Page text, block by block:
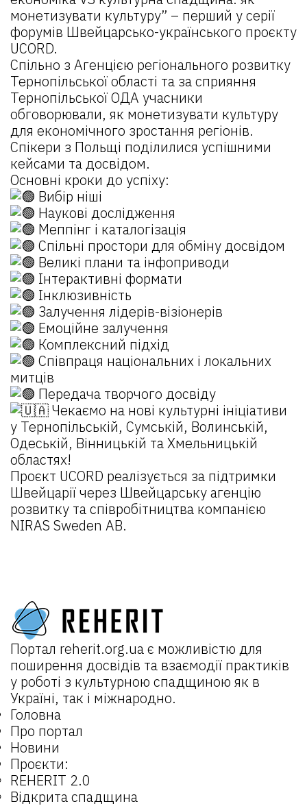
монетизувати культуру” – перший у серії
форумів Швейцарсько-українського проєкту
UCORD.
Спільно з Агенцією регіонального розвитку
Тернопільської області та за сприяння
Тернопільської ОДА учасники
обговорювали, як монетизувати культуру
для економічного зростання регіонів.
Спікери з Польщі поділилися успішними
кейсами та досвідом.
Основні кроки до успіху:
Вибір ніші
Наукові дослідження
Меппінг і каталогізація
Спільні простори для обміну досвідом
Великі плани та інфоприводи
Інтерактивні формати
Інклюзивність
Залучення лідерів-візіонерів
Емоційне залучення
Комплексний підхід
Співпраця національних і локальних
митців
Передача творчого досвіду
Чекаємо на нові культурні ініціативи
у Тернопільській, Сумській, Волинській,
Одеській, Вінницькій та Хмельницькій
областях!
Проєкт UCORD реалізується за підтримки
Швейцарії через Швейцарську агенцію
розвитку та співробітництва компанією
NIRAS Sweden AB.
Портал reherit.org.uaє можливістю для
поширення досвідів та взаємодії практиків
у роботі з культурною спадщиною як в
Україні, так і міжнародно.
Головна
Про портал
Новини
Проєкти:
REHERIT 2.0
Відкрита спадщина